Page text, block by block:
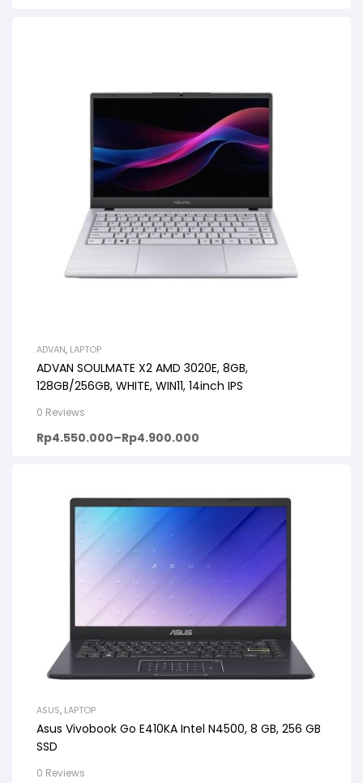
ADVAN, LAPTOP
ADVAN SOULMATE X2 AMD 3020E, 8GB,
128GB/256GB, WHITE, WIN11, 14inch IPS
0 Reviews
Rp4.550.000–Rp4.900.000
ASUS, LAPTOP
Asus Vivobook Go E410KA Intel N4500, 8 GB, 256 GB
SSD
0 Reviews